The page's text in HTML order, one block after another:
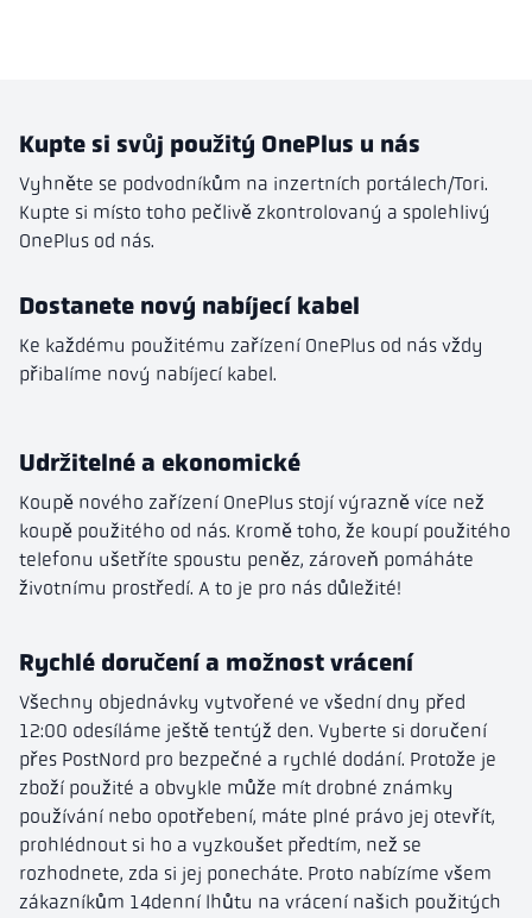
Kupte si svůj použitý OnePlus u nás
Vyhněte se podvodníkům na inzertních portálech/Tori.
Kupte si místo toho pečlivě zkontrolovaný a spolehlivý
OnePlus od nás.
Dostanete nový nabíjecí kabel
Ke každému použitému zařízení OnePlus od nás vždy
přibalíme nový nabíjecí kabel.
Udržitelné a ekonomické
Koupě nového zařízení OnePlus stojí výrazně více než
koupě použitého od nás. Kromě toho, že koupí použitého
telefonu ušetříte spoustu peněz, zároveň pomáháte
životnímu prostředí. A to je pro nás důležité!
Rychlé doručení a možnost vrácení
Všechny objednávky vytvořené ve všední dny před
12:00 odesíláme ještě tentýž den. Vyberte si doručení
přes PostNord pro bezpečné a rychlé dodání. Protože je
zboží použité a obvykle může mít drobné známky
používání nebo opotřebení, máte plné právo jej otevřít,
prohlédnout si ho a vyzkoušet předtím, než se
rozhodnete, zda si jej ponecháte. Proto nabízíme všem
zákazníkům 14denní lhůtu na vrácení našich použitých